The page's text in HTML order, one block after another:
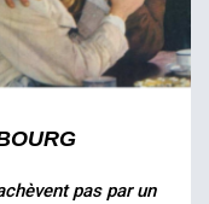
pas par un